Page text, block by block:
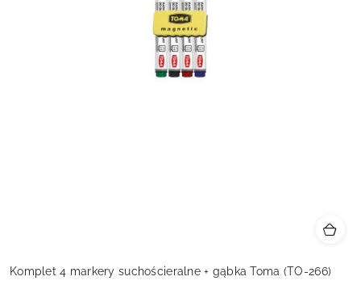
Komplet 4 markery suchościeralne + gąbka Toma (TO-266)